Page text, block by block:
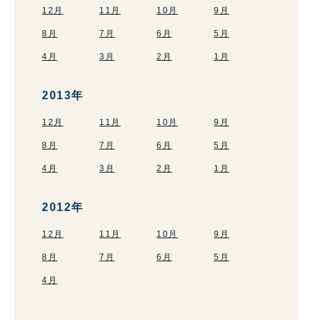
12月 11月 10月 9月
8月 7月 6月 5月
4月 3月 2月 1月
2013年
12月 11月 10月 9月
8月 7月 6月 5月
4月 3月 2月 1月
2012年
12月 11月 10月 9月
8月 7月 6月 5月
4月